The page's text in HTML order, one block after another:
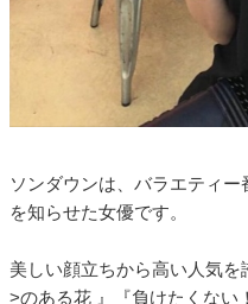
ソンダウンは、バラエティ
を知らせた女優です。
美しい顔立ちから高い人気
>のある花 』『負けたくない